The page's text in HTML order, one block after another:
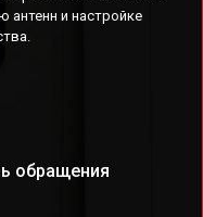
антенн и настройке
обращения